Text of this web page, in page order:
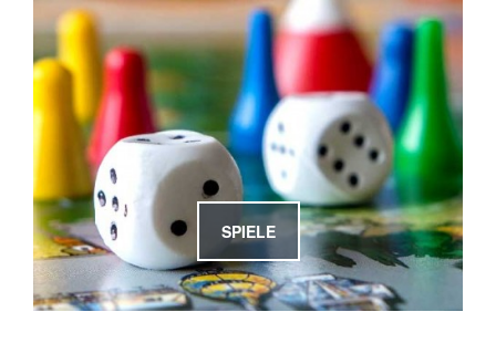
SPIELE